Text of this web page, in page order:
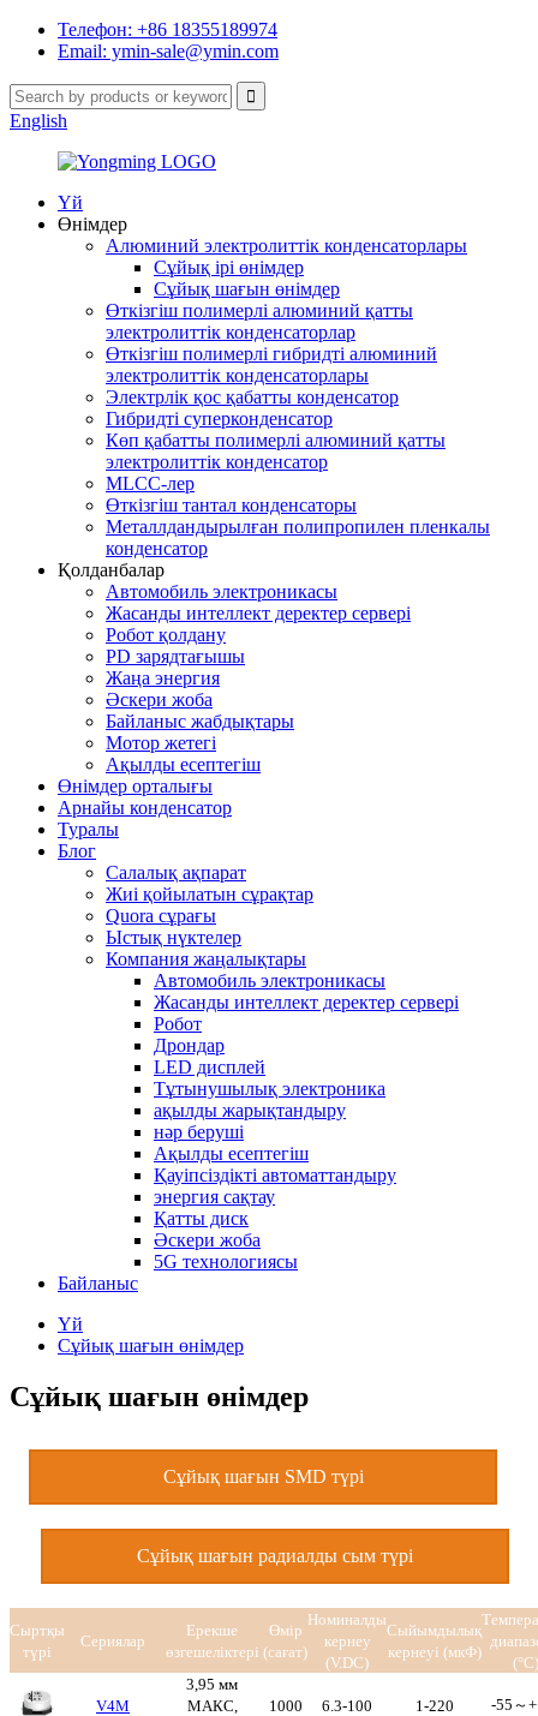
Телефон: +86 18355189974
Email: ymin-sale@ymin.com
English
Үй
Өнімдер
Алюминий электролиттік конденсаторлары
Сұйық ірі өнімдер
Сұйық шағын өнімдер
Өткізгіш полимерлі алюминий қатты
электролиттік конденсаторлар
Өткізгіш полимерлі гибридті алюминий
электролиттік конденсаторлары
Электрлік қос қабатты конденсатор
Гибридті суперконденсатор
Көп қабатты полимерлі алюминий қатты
электролиттік конденсатор
MLCC-лер
Өткізгіш тантал конденсаторы
Металлдандырылған полипропилен пленкалы
конденсатор
Қолданбалар
Автомобиль электроникасы
Жасанды интеллект деректер сервері
Робот қолдану
PD зарядтағышы
Жаңа энергия
Әскери жоба
Байланыс жабдықтары
Мотор жетегі
Ақылды есептегіш
Өнімдер орталығы
Арнайы конденсатор
Туралы
Блог
Салалық ақпарат
Жиі қойылатын сұрақтар
Quora сұрағы
Ыстық нүктелер
Компания жаңалықтары
Автомобиль электроникасы
Жасанды интеллект деректер сервері
Робот
Дрондар
LED дисплей
Тұтынушылық электроника
ақылды жарықтандыру
нәр беруші
Ақылды есептегіш
Қауіпсіздікті автоматтандыру
энергия сақтау
Қатты диск
Әскери жоба
5G технологиясы
Байланыс
Үй
Сұйық шағын өнімдер
Сұйық шағын өнімдер
Сұйық шағын SMD түрі
Сұйық шағын радиалды сым түрі
Сыртқы
түрі
Сериялар
Ерекше
өзгешеліктері
Өмір
(сағат)
Номиналды
кернеу
(V.DC)
Сыйымдылық
кернеуі (мкФ)
(°C)
V4M
3,95 мм
МАКС,
1000 6.3-100 1-220 -55～